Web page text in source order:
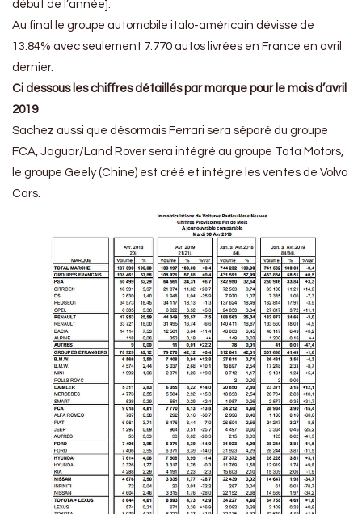
début de l’année].
Au final le groupe automobile italo-américain dévisse de
13.84% avec seulement 7.770 autos livrées en France en avril
dernier.
Ci dessous les chiffres détaillés par marque pour le mois d’avril
2019
Sachez aussi que désormais Ferrari sera séparé du groupe
FCA, Jaguar/Land Rover sera intégré au groupe Tata Motors,
le groupe Geely (Chine) est créé et intégre les ventes de Volvo
Cars.